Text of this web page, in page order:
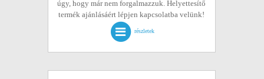
úgy, hogy már nem forgalmazzuk. Helyettesítő
termék ajánlásáért lépjen kapcsolatba velünk!
részletek